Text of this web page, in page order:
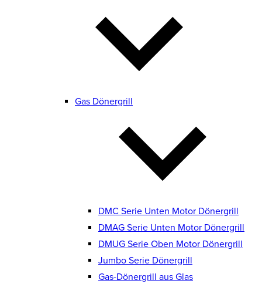
Gas Dönergrill
DMC Serie Unten Motor Dönergrill
DMAG Serie Unten Motor Dönergrill
DMUG Serie Oben Motor Dönergrill
Jumbo Serie Dönergrill
Gas-Dönergrill aus Glas